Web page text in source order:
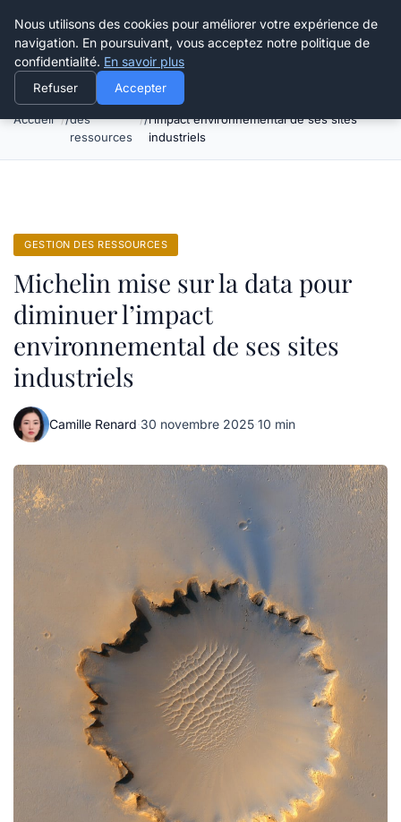
Happy Calyx Farmer
Accueil
Gestion
des
ressources
Michelin mise sur la data pour diminuer
l’impact environnemental de ses sites
industriels
GESTION DES RESSOURCES
Michelin mise sur la data pour
diminuer l’impact
environnemental de ses sites
industriels
Camille Renard·30 novembre 2025·10 min
Nous utilisons des cookies pour améliorer votre expérience de
navigation. En poursuivant, vous acceptez notre politique de
confidentialité. En savoir plus
Refuser Accepter